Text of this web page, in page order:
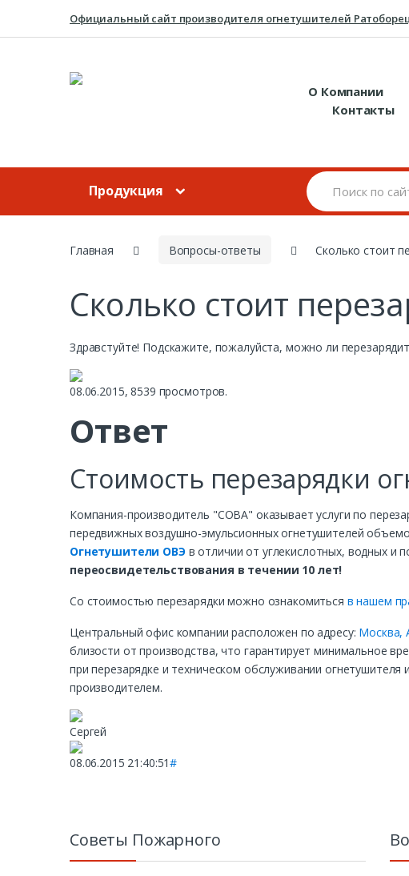
Официальный сайт производителя огнетушителей
О Компании
Контакты
Продукция
Главная Вопросы-ответы Сколько стоит
Сколько стоит
Здравстуйте! Подскажите, пожалуйста, можно ли
08.06.2015, 8539 просмотров.
Ответ
Стоимость перезарядки
Компания-производитель "СОВА" оказывает услуги по
передвижных воздушно-эмульсионных огнетушителей
Огнетушители ОВЭ в отличии от углекислотных, водных и
переосвидетельствования в течении 10 лет!
Со стоимостью перезарядки можно ознакомиться в нашем
Центральный офис компании расположен по адресу: Москва,
близости от производства, что гарантирует минимальное
при перезарядке и техническом обслуживании
производителем.
Сергей
08.06.2015 21:40:51#
Советы Пожарного